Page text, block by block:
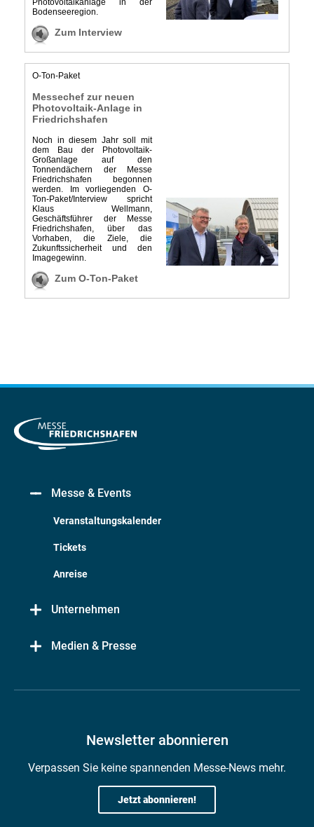
Messe & Events
Veranstaltungskalender
Tickets
Anreise
Unternehmen
Medien & Presse
Newsletter abonnieren
Verpassen Sie keine spannenden Messe-News mehr.
Jetzt abonnieren!